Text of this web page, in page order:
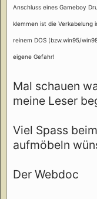
Anschluss eines Gameboy
klemmen ist die
reinem DOS (bzw.win95/
eigene Gefahr!
Mal schauen
meine Leser
Viel Spass
aufmöbeln
Der Webdoc